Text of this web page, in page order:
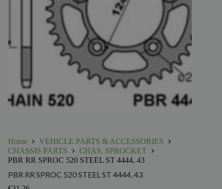
Home
VEHICLE PARTS & ACCESSORIES
CHASSIS PARTS
CHAS. SPROCKET
PBR RR SPROC 520 STEEL ST 4444, 43
PBR RR SPROC 520 STEEL ST 4444, 43